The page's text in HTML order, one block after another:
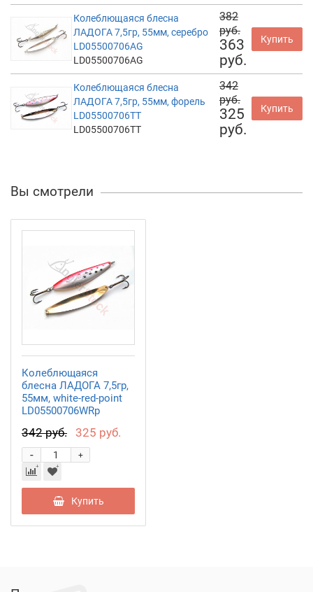
Колеблющаяся блесна
ЛАДОГА 7,5гр, 55мм, серебро
LD05500706AG
LD05500706AG
382
руб.
363
руб.
Купить
Колеблющаяся блесна
ЛАДОГА 7,5гр, 55мм, форель
LD05500706TT
LD05500706TT
342
руб.
325
руб.
Купить
Вы смотрели
Колеблющаяся
блесна ЛАДОГА 7,5гр,
55мм, white-red-point
LD05500706WRp
342 руб. 325 руб.
+
-
Купить